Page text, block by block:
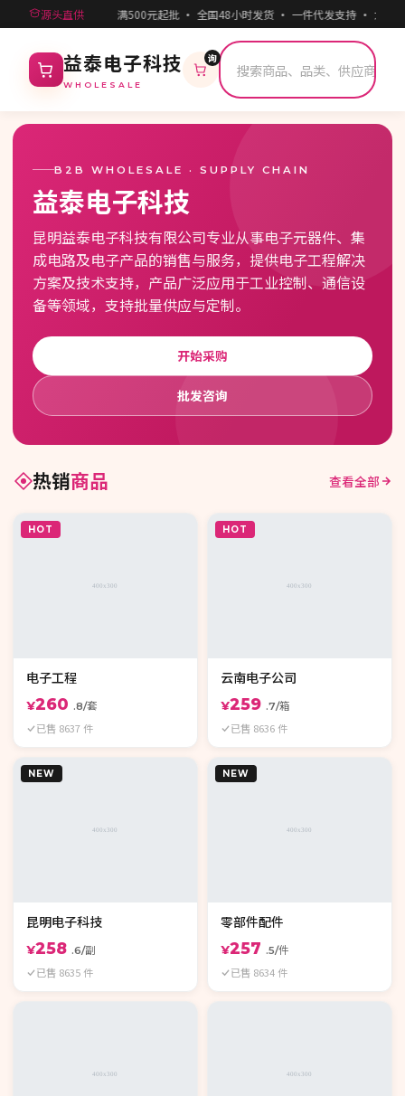
源头直供 满500元起批 · 全国48小时发货 · 一件代发支持 · 大客
益泰电子科技
WHOLESALE
询
B2B WHOLESALE · SUPPLY CHAIN
益泰电子科技
昆明益泰电子科技有限公司专业从事电子元器件、集
成电路及电子产品的销售与服务，提供电子工程解决
方案及技术支持，产品广泛应用于工业控制、通信设
备等领域，支持批量供应与定制。
开始采购
批发咨询
热销商品 查看全部
HOT
电子工程
¥260 .8/套
已售 8637 件
HOT
云南电子公司
¥259 .7/箱
已售 8636 件
NEW
昆明电子科技
¥258 .6/副
已售 8635 件
NEW
零部件配件
¥257 .5/件
已售 8634 件